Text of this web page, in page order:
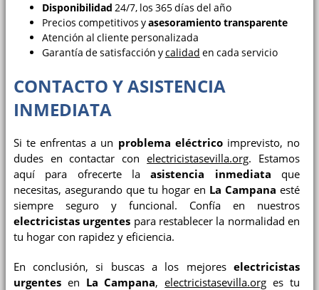
Disponibilidad 24/7, los 365 días del año
Precios competitivos yasesoramiento transparente
Atención al cliente personalizada
Garantía de satisfacción ycalidad en cada servicio
CONTACTO Y ASISTENCIA
INMEDIATA
Si te enfrentas a un problema eléctricoimprevisto, no
dudes en contactar conelectricistasevilla.org. Estamos
aquí para ofrecerte laasistencia inmediata que
necesitas, asegurando que tu hogar en La Campana esté
siempre seguro y funcional. Confía en nuestros
electricistas urgentes para restablecer la normalidad en
tu hogar con rapidez y eficiencia.
En conclusión, si buscas a los mejores electricistas
urgentesen La Campana,electricistasevilla.org es tu